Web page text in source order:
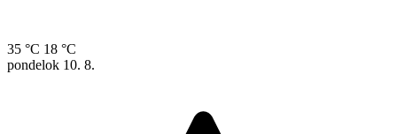
35 °C 18 °C
pondelok 10. 8.